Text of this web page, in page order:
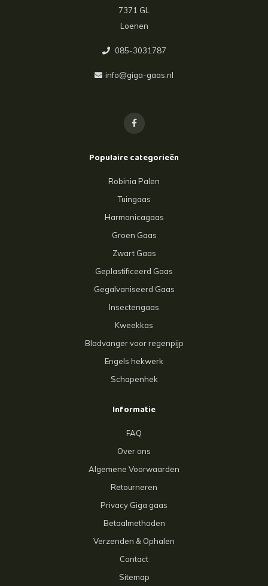
7371 GL
Loenen
085-3031787
info@giga-gaas.nl
Populaire categorieën
Robinia Palen
Tuingaas
Harmonicagaas
Groen Gaas
Zwart Gaas
Geplastificeerd Gaas
Gegalvaniseerd Gaas
Insectengaas
Kweekkas
Bladvanger voor regenpijp
Engels hekwerk
Schapenhek
Informatie
FAQ
Over ons
Algemene Voorwaarden
Retourneren
Privacy Giga gaas
Betaalmethoden
Verzenden & Ophalen
Contact
Sitemap